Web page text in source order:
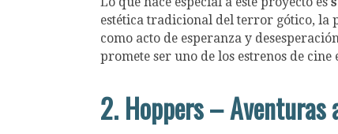
estética tradicional del terror gótico, la
como acto de esperanza y
promete ser uno de los estrenos de
2. Hoppers – Aventuras